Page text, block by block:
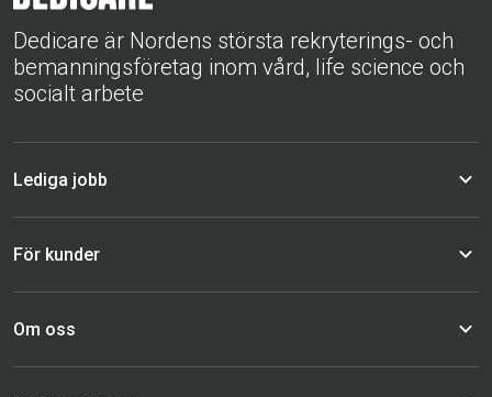
Dedicare är Nordens största rekryterings- och
bemanningsföretag inom vård, life science och
socialt arbete
Lediga jobb
För kunder
Om oss